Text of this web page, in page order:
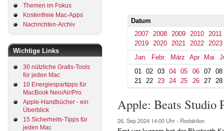
Themen im Fokus
Kostenfreie Mac-Apps
Nachrichten-Archiv
Wichtige Links
30 nützliche Gratis-Tools
für jeden Mac
10 Energiespartipps für
MacBook Neo/Air/Pro
Apple-Handbücher - ein
Überblick
15 Sicherheits-Tipps für
jeden Mac
Datum
2007
2008 2009 2010
2011
2019
2020 2021 2022
2023
Jan.
Febr. März Apr Mai
01
02 03 04 05 06 07
08
21
22 23 24 25 26 27 28
Apple: Beats Studio
26. Sep 2024 14:00 Uhr - Redaktion